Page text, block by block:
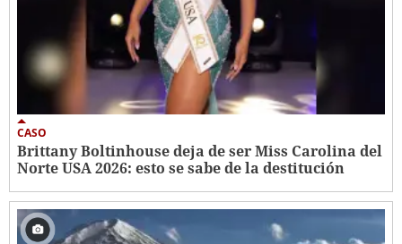
CASO
Brittany Boltinhouse deja de ser Miss Carolina del
Norte USA 2026: esto se sabe de la destitución